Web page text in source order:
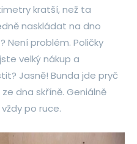
kratší, než ta
naskládat na dno
Není problém. Poličky
velký nákup a
Jasně! Bunda jde pryč
dna skříně. Geniálně
po ruce.